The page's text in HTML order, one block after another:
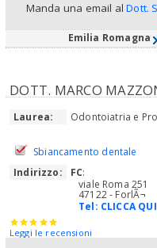
Manda una email alDott.
Emilia Romagna
DOTT. MARCO
Laurea: Odontoiatria e
Sbiancamento dentale
Indirizzo:
FC:
viale Roma 251
47122 - ForlÃ¬
Tel: CLICCA QUI
Leggi le recensioni